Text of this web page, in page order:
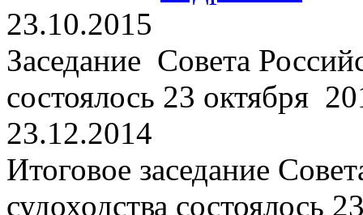
23.10.2015
Заседание Совета
состоялось 23 октября
23.12.2014
Итоговое заседание
судоходства состоялось